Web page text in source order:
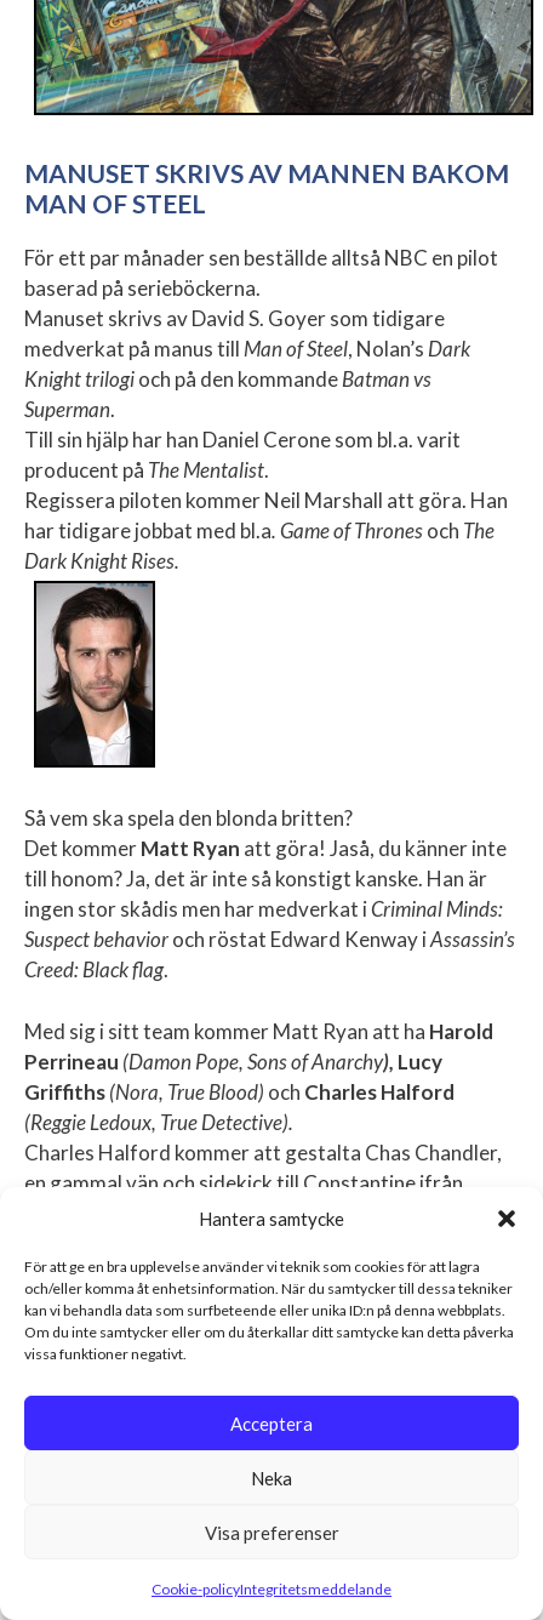
Hantera samtycke
För att ge en bra upplevelse använder vi teknik som cookies för att lagra
och/eller komma åt enhetsinformation. När du samtycker till dessa tekniker
kan vi behandla data som surfbeteende eller unika ID:n på denna webbplats.
Om du inte samtycker eller om du återkallar ditt samtycke kan detta påverka
vissa funktioner negativt.
Acceptera
Neka
Visa preferenser
Cookie-policyIntegritetsmeddelande
MANUSET SKRIVS AV MANNEN BAKOM
MAN OF STEEL
För ett par månader sen beställde alltså NBC en pilot
baserad på serieböckerna.
Manuset skrivs av David S. Goyer som tidigare
medverkat på manus till Man of Steel, Nolan’s Dark
Knight trilogioch på den kommandeBatman vs
Superman.
Till sin hjälp har han Daniel Cerone som bl.a. varit
producent på The Mentalist.
Regissera piloten kommer Neil Marshall att göra. Han
har tidigare jobbat med bl.a. Game of Thronesoch The
Dark Knight Rises.
Så vem ska spela den blonda britten?
Det kommerMatt Ryan att göra! Jaså, du känner inte
till honom? Ja, det är inte så konstigt kanske. Han är
ingen stor skådis men har medverkat iCriminal Minds:
Suspect behavioroch röstat Edward Kenway iAssassin’s
Creed: Black flag.
Med sig i sitt team kommer Matt Ryan att ha Harold
Perrineau (Damon Pope, Sons of Anarchy), Lucy
Griffiths(Nora, True Blood) och Charles Halford
(Reggie Ledoux, True Detective).
Charles Halford kommer att gestalta Chas Chandler,
en gammal vän och sidekick till Constantine ifrån
Det är ännu inte klart när serien kommer att ha
premiär. Men det verkar som att det bli redan till
hösten.
Sen återstår ännu andra viktiga frågor att besvara.
Som om serien kommer att vara tillåten att visa naket
och det grafiska våldet som tillhör serien, och om
Constantine kommer att få röka sina ”trade mark”
Nackdelen med att DC’s karaktärer sprids ut över
flera olika tv-bolag och kanaler såhär är att det blir